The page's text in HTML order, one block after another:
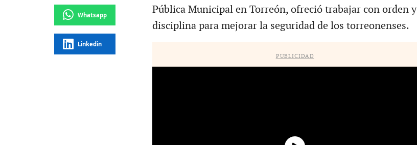
Whatsapp
Linkedin
Pública Municipal en Torreón, ofreció trabajar con orden y
disciplina para mejorar la seguridad de los torreonenses.
PUBLICIDAD